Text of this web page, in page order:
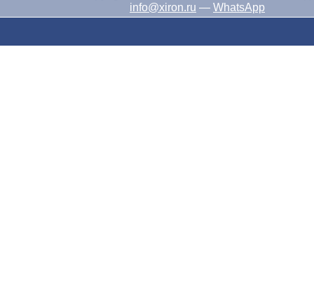
info@xiron.ru — WhatsApp